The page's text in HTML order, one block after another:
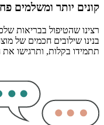
קונים יותר ומשלמים
רצינו שהטיפול בבריאות
בנינו שילובים חכמים של
תתמידו בקלות, ותרגישו